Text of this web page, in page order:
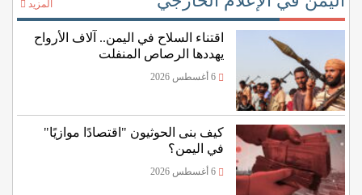
المزيد
اقتناء السلاح في اليمن.. آلاف الأرواح
يهددها الرصاص المنفلت
6 أغسطس 2026
كيف بنى الحوثيون "اقتصادًا موازيًا"
في اليمن؟
6 أغسطس 2026